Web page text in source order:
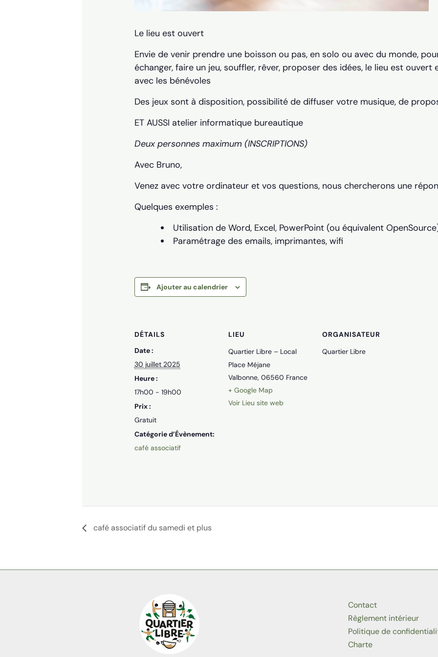
Le lieu est ouvert
Envie de venir prendre une boisson ou pas, en solo ou avec du monde,
échanger, faire un jeu, souffler, rêver, proposer des idées, le lieu est ouvert
avec les bénévoles
Des jeux sont à disposition, possibilité de diffuser votre musique, de
ET AUSSI atelier informatique bureautique
Deux personnes maximum (INSCRIPTIONS)
Avec Bruno,
Venez avec votre ordinateur et vos questions, nous chercherons une
Quelques exemples :
Utilisation de Word, Excel, PowerPoint (ou équivalent
Paramétrage des emails, imprimantes, wifi
Ajouter au calendrier
DÉTAILS
Date :
30 juillet 2025
Heure :
17h00 - 19h00
Prix :
Gratuit
Catégorie d’Évènement:
café associatif
LIEU
Quartier Libre – Local
Place Méjane
Valbonne, 06560 France
+ Google Map
Voir Lieu site web
ORGANISATEUR
Quartier Libre
café associatif du samedi et plus
Contact
Règlement intérieur
Politique de
Charte